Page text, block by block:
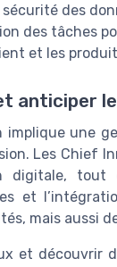
des
des tâches
et les
anticiper
une
Les Chief
digitale,
et
mais aussi
et découvrir